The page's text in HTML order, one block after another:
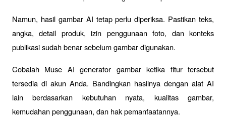
Namun, hasil gambar AI tetap perlu diperiksa. Pastikan teks,
angka, detail produk, izin penggunaan foto, dan konteks
publikasi sudah benar sebelum gambar digunakan.
Cobalah Muse AI generator gambar ketika fitur tersebut
tersedia di akun Anda. Bandingkan hasilnya dengan alat AI
lain berdasarkan kebutuhan nyata, kualitas gambar,
kemudahan penggunaan, dan hak pemanfaatannya.